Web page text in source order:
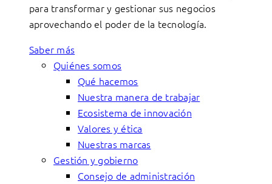
para transformar y gestionar sus negocios
aprovechando el poder de la tecnología.
Saber más
Quiénes somos
Qué hacemos
Nuestra manera de trabajar
Ecosistema de innovación
Valores y ética
Nuestras marcas
Gestión y gobierno
Consejo de administración